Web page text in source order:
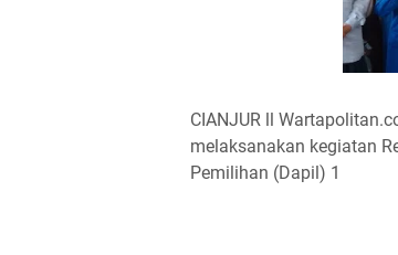
CIANJUR ll
melaksanakan kegiatan
Pemilihan (Dapil) 1